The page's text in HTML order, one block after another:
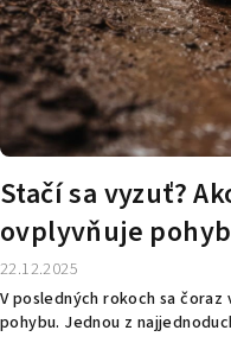
Stačí sa vyzuť?
ovplyvňuje
22.12.2025
V posledných rokoch sa
pohybu. Jednou z